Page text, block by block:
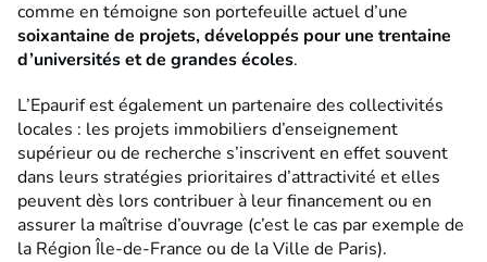
comme en témoigne son portefeuille actuel d’une
soixantaine de projets, développés pour une trentaine
d’universités et de grandes écoles.
L’Epaurif est également un partenaire des collectivités
locales : les projets immobiliers d’enseignement
supérieur ou de recherche s’inscrivent en effet souvent
dans leurs stratégies prioritaires d’attractivité et elles
peuvent dès lors contribuer à leur financement ou en
assurer la maîtrise d’ouvrage (c’est le cas par exemple de
la Région Île-de-France ou de la Ville de Paris).